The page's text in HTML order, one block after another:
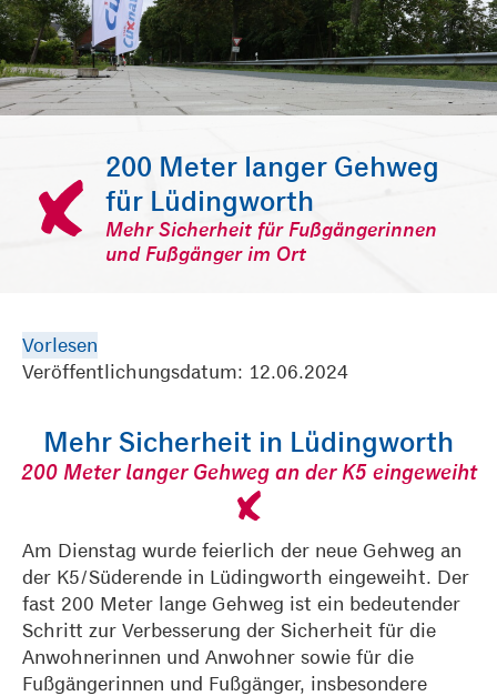
200 Meter langer Gehweg
für Lüdingworth
Mehr Sicherheit für Fußgängerinnen
und Fußgänger im Ort
Vorlesen
Veröffentlichungsdatum: 12.06.2024
Mehr Sicherheit in Lüdingworth
200 Meter langer Gehweg an der K5 eingeweiht
Am Dienstag wurde feierlich der neue Gehweg an
der K5/Süderende in Lüdingworth eingeweiht. Der
fast 200 Meter lange Gehweg ist ein bedeutender
Schritt zur Verbesserung der Sicherheit für die
Anwohnerinnen und Anwohner sowie für die
Fußgängerinnen und Fußgänger, insbesondere